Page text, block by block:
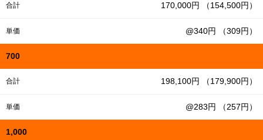
合計 170,000円 （154,500円）
単価 @340円 （309円）
700
合計 198,100円 （179,900円）
単価 @283円 （257円）
1,000